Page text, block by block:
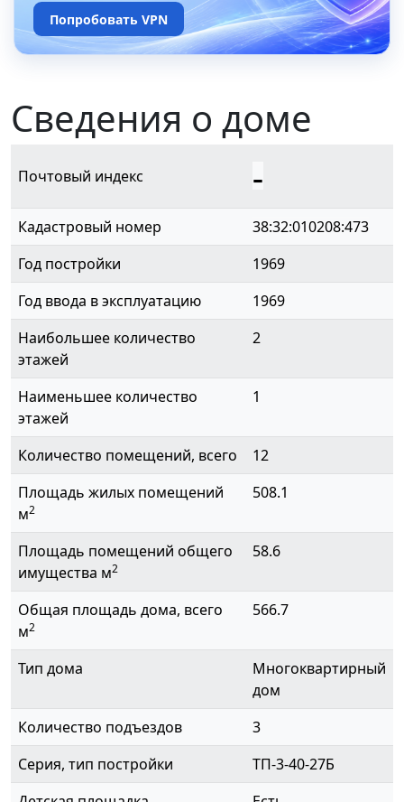
Попробовать VPN
Сведения о доме
Почтовый индекс -
Кадастровый номер
38:32:010208:473
Год постройки
1969
Год ввода в эксплуатацию
1969
Наибольшее количество
этажей
2
Наименьшее количество
этажей
1
Количество помещений, всего
12
Площадь жилых помещений
м2
508.1
Площадь помещений общего
имущества м2
58.6
Общая площадь дома, всего
м2
566.7
Тип дома
Многоквартирный
дом
Количество подъездов
3
Серия, тип постройки
ТП-3-40-27Б